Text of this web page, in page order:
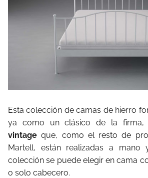
Esta colección de camas de hierro
ya como un clásico de la firma,
vintage que, como el resto de
Martell, están realizadas a mano
colección se puede elegir en cama
o solo cabecero.